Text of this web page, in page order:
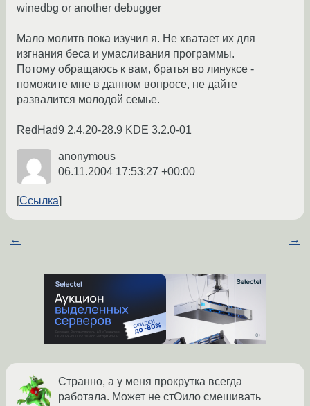
winedbg or another debugger
Мало молитв пока изучил я. Не хватает их для
изгнания беса и умасливания программы.
Потому обращаюсь к вам, братья во линуксе -
поможите мне в данном вопросе, не дайте
развалится молодой семье.
RedHad9 2.4.20-28.9 KDE 3.2.0-01
anonymous
06.11.2004 17:53:27 +00:00
Ссылка
← →
Странно, а у меня прокрутка всегда
работала. Может не стОило смешивать